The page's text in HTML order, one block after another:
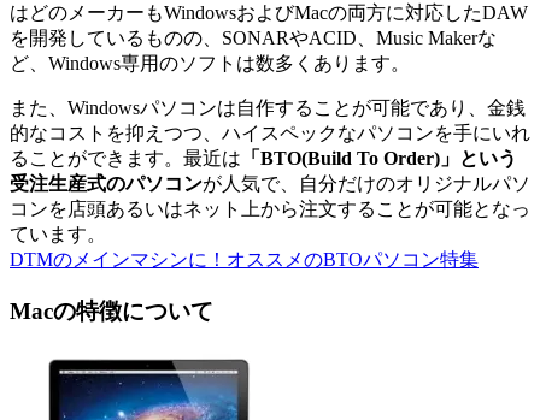
はどのメーカーもWindowsおよびMacの両方に対応したDAW
を開発しているものの、SONARやACID、Music Makerな
ど、Windows専用のソフトは数多くあります。
また、Windowsパソコンは自作することが可能であり、金銭
的なコストを抑えつつ、ハイスペックなパソコンを手にいれ
ることができます。最近は 「BTO(Build To Order)」という
受注生産式のパソコンが人気で、自分だけのオリジナルパソ
コンを店頭あるいはネット上から注文することが可能となっ
ています。
DTMのメインマシンに！オススメのBTOパソコン特集
Macの特徴について